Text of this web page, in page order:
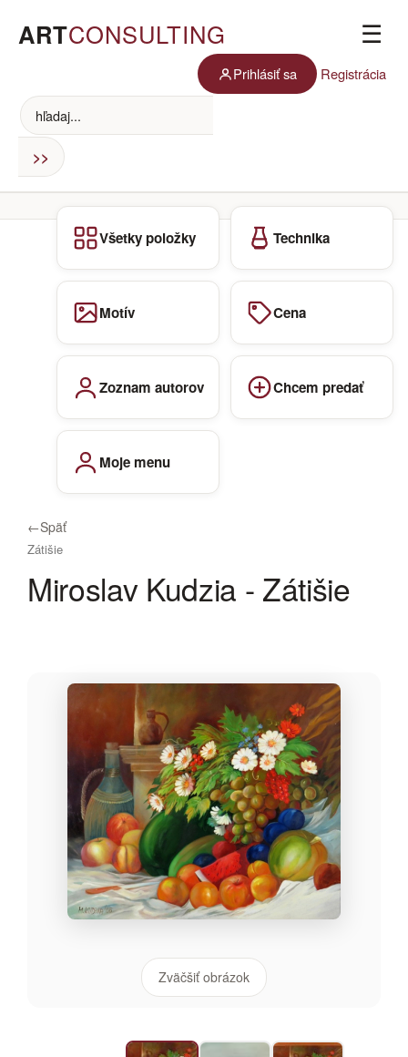
ARTCONSULTING ☰
Prihlásiť sa Registrácia
Všetky položky Technika
Motív Cena
Zoznam autorov Chcem predať
Moje menu
←Späť
Zátišie
Miroslav Kudzia - Zátišie
Zväčšiť obrázok